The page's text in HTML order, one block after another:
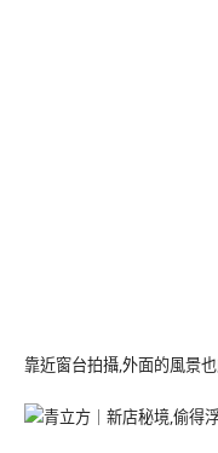
靠近窗台拍攝,外面的風景